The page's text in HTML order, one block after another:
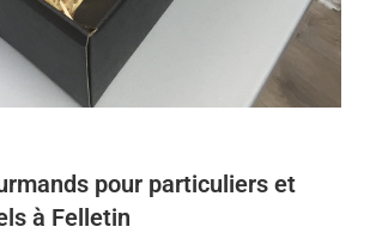
pour particuliers et
à Felletin